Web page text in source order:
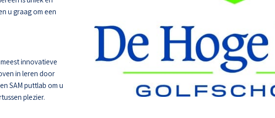
u graag om een
innovatieve
in leren door
SAM puttlab om u
plezier.